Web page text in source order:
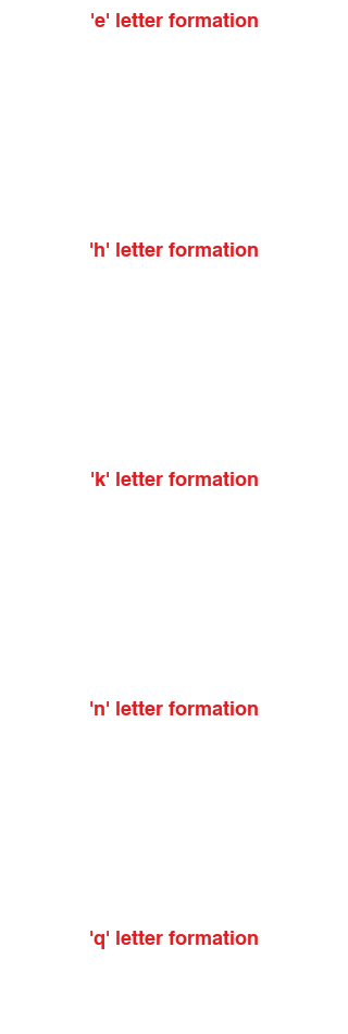
'e' letter formation
'h' letter formation
'k' letter formation
'n' letter formation
'q' letter formation